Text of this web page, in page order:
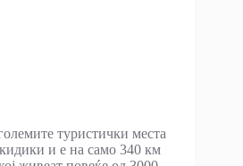
туристички места
и е на само 340 км